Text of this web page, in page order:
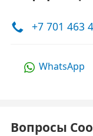
+7 701 463
WhatsApp
Вопросы